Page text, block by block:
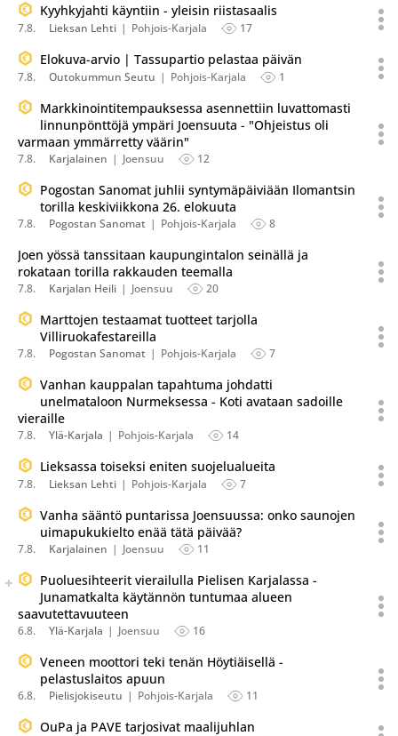
Kyyhkyjahti käyntiin - yleisin riistasaalis
7.8. Lieksan Lehti Pohjois-Karjala 17
Elokuva-arvio | Tassupartio pelastaa päivän
7.8. Outokummun Seutu Pohjois-Karjala 1
Markkinointitempauksessa asennettiin luvattomasti
linnunpönttöjä ympäri Joensuuta - "Ohjeistus oli
varmaan ymmärretty väärin"
7.8. Karjalainen Joensuu 12
Pogostan Sanomat juhlii syntymäpäiviään Ilomantsin
torilla keskiviikkona 26. elokuuta
7.8. Pogostan Sanomat Pohjois-Karjala 8
Joen yössä tanssitaan kaupungintalon seinällä ja
rokataan torilla rakkauden teemalla
7.8. Karjalan Heili Joensuu 20
Marttojen testaamat tuotteet tarjolla
Villiruokafestareilla
7.8. Pogostan Sanomat Pohjois-Karjala 7
Vanhan kauppalan tapahtuma johdatti
unelmataloon Nurmeksessa - Koti avataan sadoille
vieraille
7.8. Ylä-Karjala Pohjois-Karjala 14
Lieksassa toiseksi eniten suojelualueita
7.8. Lieksan Lehti Pohjois-Karjala 7
Vanha sääntö puntarissa Joensuussa: onko saunojen
uimapukukielto enää tätä päivää?
7.8. Karjalainen Joensuu 11
Seuraava uutinen on julkaistu useassa eri lähteessä.
Listaa uutisen kaikki versiot
Puoluesihteerit vierailulla Pielisen Karjalassa -
Junamatkalta käytännön tuntumaa alueen
saavutettavuuteen
6.8. Ylä-Karjala Joensuu 16
Veneen moottori teki tenän Höytiäisellä -
pelastuslaitos apuun
6.8. Pielisjokiseutu Pohjois-Karjala 11
OuPa ja PAVE tarjosivat maalijuhlan